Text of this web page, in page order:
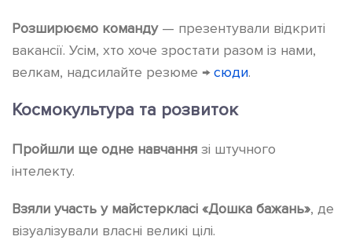
Розширюємо команду— презентували відкриті
вакансії. Усім, хто хоче зростати разом із нами,
велкам, надсилайте резюме →сюди.
Космокультура та розвиток
Пройшли ще одне навчання зі штучного
інтелекту.
Взяли участь у майстеркласі «Дошка бажань», де
візуалізували власні великі цілі.